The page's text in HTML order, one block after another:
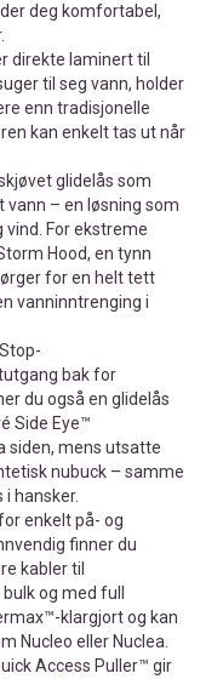
deg komfortabel,
direkte laminert til
til seg vann, holder
enn tradisjonelle
kan enkelt tas ut når
glidelås som
– en løsning som
For ekstreme
Hood, en tynn
for en helt tett
vanninntrenging i
bak for
du også en glidelås
Side Eye™
siden, mens utsatte
nubuck – samme
hansker.
enkelt på- og
finner du
kabler til
og med full
klargjort og kan
Nucleo eller Nuclea.
Access Puller™ gir